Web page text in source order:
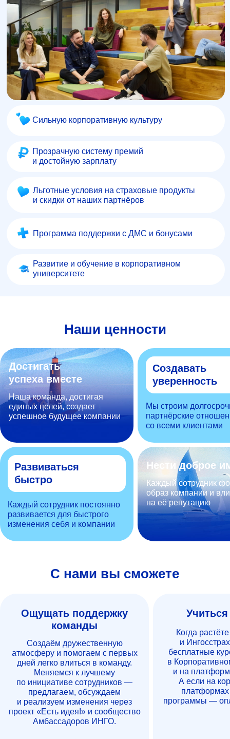
Сильную корпоративную культуру
Прозрачную систему премий
и достойную зарплату
Льготные условия на страховые продукты
и скидки от наших партнёров
Программа поддержки с ДМС и бонусами
Развитие и обучение в корпоративном
университете
Наши ценности
Развиваться
быстро
Каждый сотрудник постоянно
развивается для быстрого
изменения себя и компании
Достигать
успеха вместе
Наша команда, достигая
единых целей, создает
успешное будущее компании
Нести доброе
Каждый сотрудник
образ компании и
на её репутацию
Создавать
уверенность
Мы строим
партнёрские
со всеми клиентами
С нами вы сможете
Ощущать поддержку
команды
Создаём дружественную
атмосферу и помогаем с первых
дней легко влиться в команду.
Меняемся к лучшему
по инициативе сотрудников —
предлагаем, обсуждаем
и реализуем изменения через
проект «Есть идея!» и сообщество
Амбассадоров ИНГО.
Когда
и
бесплатные
в
и на
А если на
программы —